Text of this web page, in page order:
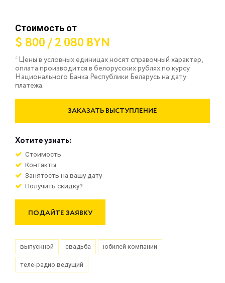
Стоимость от
$ 800 / 2 080 BYN
*Цены в условных единицах носят справочный характер,
оплата производится в белорусских рублях по курсу
Национального Банка Республики Беларусь на дату
платежа.
ЗАКАЗАТЬ ВЫСТУПЛЕНИЕ
Хотите узнать:
Стоимость
Контакты
Занятость на вашу дату
Получить скидку?
ПОДАЙТЕ ЗАЯВКУ
выпускной свадьба юбилей компании
теле-радио ведущий